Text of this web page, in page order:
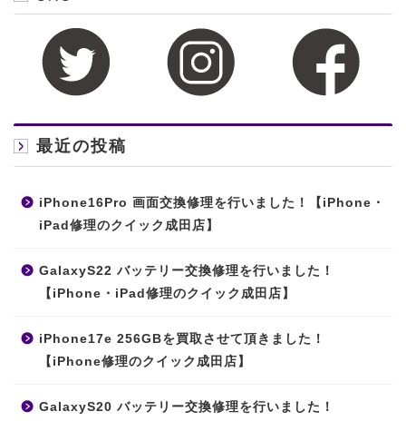
最近の投稿
iPhone16Pro 画面交換修理を行いました！【iPhone・
iPad修理のクイック成田店】
GalaxyS22 バッテリー交換修理を行いました！
【iPhone・iPad修理のクイック成田店】
iPhone17e 256GBを買取させて頂きました！
【iPhone修理のクイック成田店】
GalaxyS20 バッテリー交換修理を行いました！